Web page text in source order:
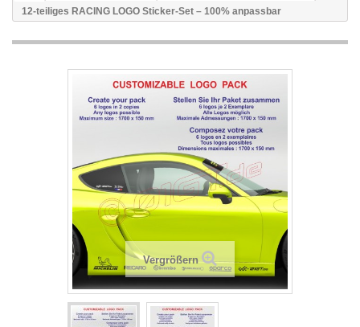
12-teiliges RACING LOGO Sticker-Set – 100% anpassbar
Vergrößern